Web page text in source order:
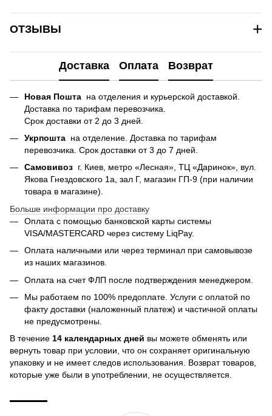
ОТЗЫВЫ +
Доставка Оплата Возврат
Новая Пошта на отделения и курьерской доставкой.
Доставка по тарифам перевозчика.
Срок доставки от 2 до 3 дней.
Укрпошта на отделение. Доставка по тарифам
перевозчика. Срок доставки от 3 до 7 дней.
Самовивоз г. Киев, метро «Лесная», ТЦ «Даринок», вул.
Якова Гнездовского 1а, зал Г, магазин ГП-9 (при наличии
товара в магазине).
Больше информации про доставку
Оплата с помощью банковской карты системы
VISA/MASTERCARD через систему LiqPay.
Оплата наличными или через терминал при самовывозе
из наших магазинов.
Оплата на счет ФЛП после подтверждения менеджером.
Мы работаем по 100% предоплате. Услуги с оплатой по
факту доставки (наложенный платеж) и частичной оплаты
не предусмотрены.
В течение 14 календарных дней вы можете обменять или
вернуть товар при условии, что он сохраняет оригинальную
упаковку и не имеет следов использования. Возврат товаров,
которые уже были в употреблении, не осуществляется.